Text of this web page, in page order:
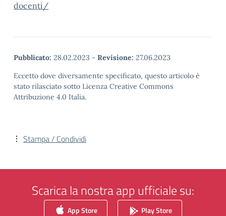
docenti/
Pubblicato: 28.02.2023 - Revisione: 27.06.2023
Eccetto dove diversamente specificato, questo articolo è
stato rilasciato sotto Licenza Creative Commons
Attribuzione 4.0 Italia.
Stampa / Condividi
Scarica la nostra app ufficiale su:
App Store Play Store